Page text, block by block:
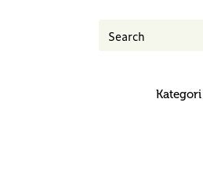
Kategori